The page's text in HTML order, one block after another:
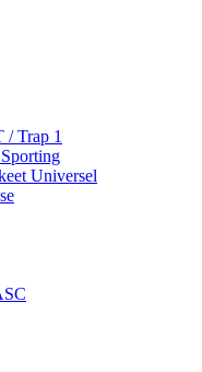
/ Trap 1
Universel